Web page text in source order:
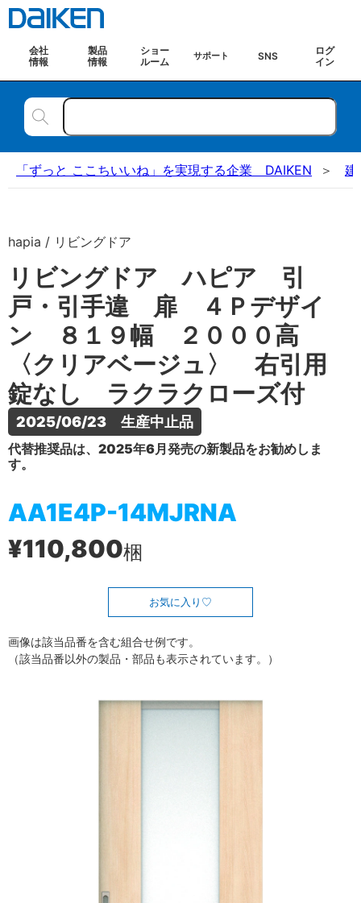
会社
情報
製品
情報
ショー
ルーム
サポート SNS
ログ
イン
「ずっと ここちいいね」を実現する企業 DAIKEN 建
hapia / リビングドア
リビングドア ハピア 引
戸・引手違 扉 ４Ｐデザイ
ン ８１９幅 ２０００高
〈クリアベージュ〉 右引用
錠なし ラクラクローズ付
2025/06/23　生産中止品
代替推奨品は、2025年6月発売の新製品をお勧めしま
す。
AA1E4P-14MJRNA
¥110,800梱
お気に入り
画像は該当品番を含む組合せ例です。
（該当品番以外の製品・部品も表示されています。）